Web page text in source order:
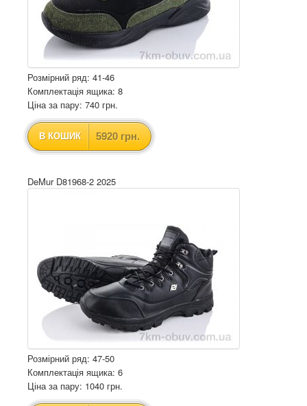
Розмірний ряд: 41-46
Комплектація ящика: 8
Ціна за пару: 740 грн.
В КОШИК 5920 грн.
DeMur D81968-2 2025
Розмірний ряд: 47-50
Комплектація ящика: 6
Ціна за пару: 1040 грн.